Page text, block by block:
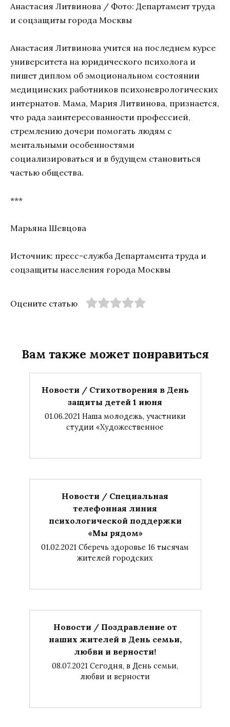
Анастасия Литвинова / Фото: Департамент труда
и соцзащиты города Москвы
Анастасия Литвинова учится на последнем курсе
университета на юридического психолога и
пишет диплом об эмоциональном состоянии
медицинских работников психоневрологических
интернатов. Мама, Мария Литвинова, признается,
что рада заинтересованности профессией,
стремлению дочери помогать людям с
ментальными особенностями
социализироваться и в будущем становиться
частью общества.
***
Марьяна Шевцова
Источник: пресс-служба Департамента труда и
соцзащиты населения города Москвы
Оцените статью
Вам также может понравиться
Новости / Стихотворения в День
защиты детей 1 июня
01.06.2021 Наша молодежь, участники
студии «Художественное
Новости / Специальная
телефонная линия
психологической поддержки
«Мы рядом»
01.02.2021 Сберечь здоровье 16 тысячам
жителей городских
Новости / Поздравление от
наших жителей в День семьи,
любви и верности!
08.07.2021 Сегодня, в День семьи,
любви и верности